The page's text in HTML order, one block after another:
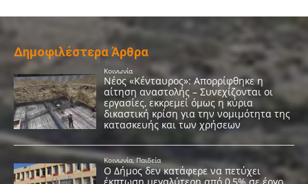
Δημοφιλέστερα Άρθρα